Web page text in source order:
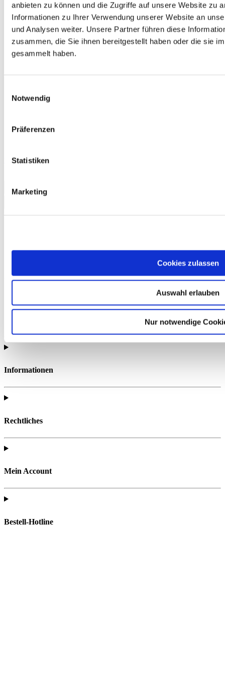
anbieten zu können und die Zugriffe auf unsere Website zu
Informationen zu Ihrer Verwendung unserer Website an
und Analysen weiter. Unsere Partner führen diese
zusammen, die Sie ihnen bereitgestellt haben oder die sie
gesammelt haben.
Notwendig
Präferenzen
Statistiken
Marketing
Cookies zulassen
Auswahl erlauben
Nur notwendige
telc Deutsch B2-C1 Medizin, Übungstest Version 2, Heft
In den Warenkorb
Hier finden Sie alle wichtigen Materialien zur gezielten
Vorbereitung auf Ihre Prüfung.
Informationen
Rechtliches
Mein Account
Bestell-Hotline